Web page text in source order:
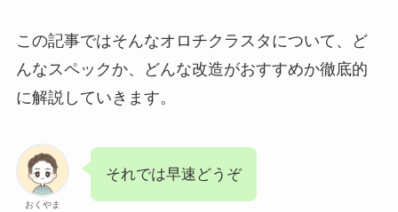
この記事ではそんなオロチクラスタについて、ど
んなスペックか、どんな改造がおすすめか徹底的
に解説していきます。
おくやま
それでは早速どうぞ